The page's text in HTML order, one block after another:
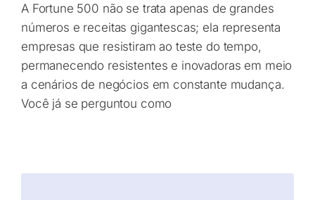
A Fortune 500 não se trata apenas de grandes
números e receitas gigantescas; ela representa
empresas que resistiram ao teste do tempo,
permanecendo resistentes e inovadoras em meio
a cenários de negócios em constante mudança.
Você já se perguntou como